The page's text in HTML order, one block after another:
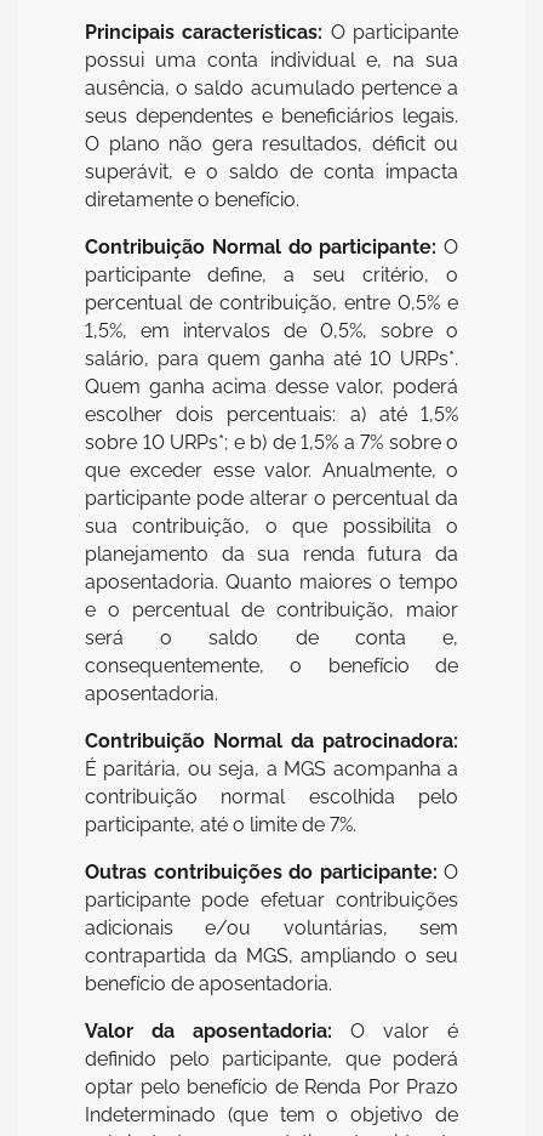
Principais características: O participante
possui uma conta individual e, na sua
ausência, o saldo acumulado pertence a
seus dependentes e beneficiários legais.
O plano não gera resultados, déficit ou
superávit, e o saldo de conta impacta
diretamente o benefício.
Contribuição Normal do participante: O
participante define, a seu critério, o
percentual de contribuição, entre 0,5% e
1,5%, em intervalos de 0,5%, sobre o
salário, para quem ganha até 10 URPs*.
Quem ganha acima desse valor, poderá
escolher dois percentuais: a) até 1,5%
sobre 10 URPs*; e b) de 1,5% a 7% sobre o
que exceder esse valor. Anualmente, o
participante pode alterar o percentual da
sua contribuição, o que possibilita o
planejamento da sua renda futura da
aposentadoria. Quanto maiores o tempo
e o percentual de contribuição, maior
será o saldo de conta e,
consequentemente, o benefício de
aposentadoria.
Contribuição Normal da patrocinadora:
É paritária, ou seja, a MGS acompanha a
contribuição normal escolhida pelo
participante, até o limite de 7%.
Outras contribuições do participante: O
participante pode efetuar contribuições
adicionais e/ou voluntárias, sem
contrapartida da MGS, ampliando o seu
benefício de aposentadoria.
Valor da aposentadoria: O valor é
definido pelo participante, que poderá
optar pelo benefício de Renda Por Prazo
Indeterminado (que tem o objetivo de